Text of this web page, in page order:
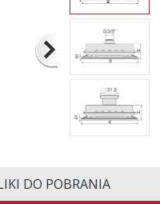
DO POBRANIA